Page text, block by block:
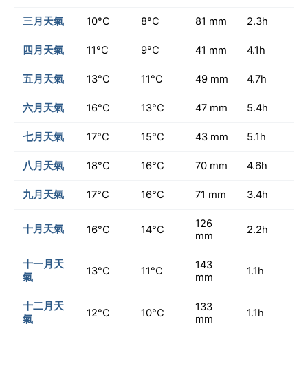
三月天氣 10°C 8°C 81 mm 2.3h
四月天氣 11°C 9°C 41 mm 4.1h
五月天氣 13°C 11°C 49 mm 4.7h
六月天氣 16°C 13°C 47 mm 5.4h
七月天氣 17°C 15°C 43 mm 5.1h
八月天氣 18°C 16°C 70 mm 4.6h
九月天氣 17°C 16°C 71 mm 3.4h
十月天氣 16°C 14°C
126
mm
2.2h
十一月天
氣
13°C 11°C
143
mm
1.1h
十二月天
氣
12°C 10°C
133
mm
1.1h